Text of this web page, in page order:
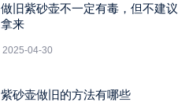
做旧紫砂壶不一定有毒，但不建议
拿来
2025-04-30
紫砂壶做旧的方法有哪些